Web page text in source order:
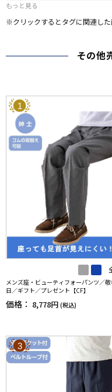
もっと見る
※クリックするとタグに関連した
その他
1
メンズ座・ビューティフォーパンツ／敬
日／ギフト／プレゼント【CF】
価格： 8,778円 (税込)
3